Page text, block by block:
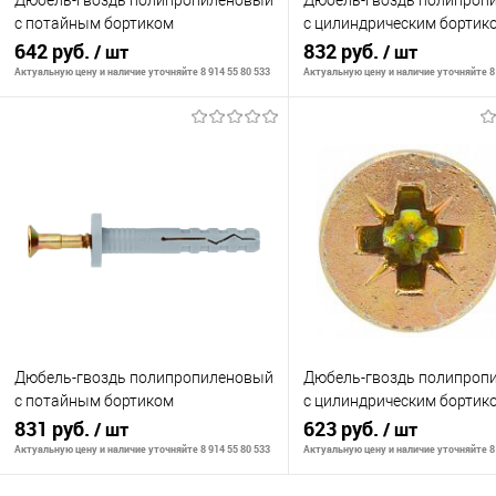
с потайным бортиком
8х80мм,100шт// СИБРТЕХ
642 руб. / шт
Актуальную цену и наличие уточняйте 8 914 55 80 533
К сравнению
В избранное
В наличии
с цилиндрическим
8х120мм,100шт// СИБРТЕХ
832 руб. / шт
Актуальную цену и наличие уточняйте
В корзину
К сравнению
В избранное
В
Дюбель-гвоздь полипропиленовый
с потайным бортиком
8х120мм,100шт// СИБРТЕХ
831 руб. / шт
Актуальную цену и наличие уточняйте 8 914 55 80 533
Дюбель-гвоздь
с цилиндрическим
6х60мм,200шт// СИБРТЕХ
623 руб. / шт
Актуальную цену и наличие уточняйте